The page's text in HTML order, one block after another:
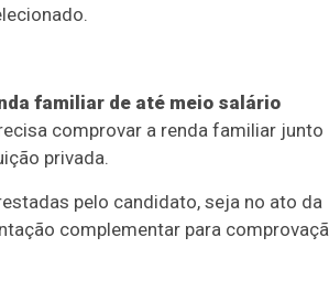
familiar de até meio salário
comprovar a renda familiar junto
privada.
pelo candidato, seja no ato da
complementar para